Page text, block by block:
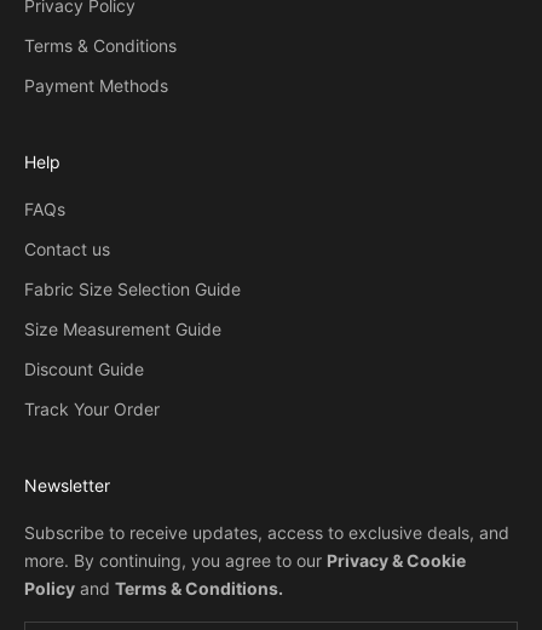
Privacy Policy
Terms & Conditions
Payment Methods
Help
FAQs
Contact us
Fabric Size Selection Guide
Size Measurement Guide
Discount Guide
Track Your Order
Newsletter
Subscribe to receive updates, access to exclusive deals, and
more. By continuing, you agree to our Privacy & Cookie
Policy and Terms & Conditions.